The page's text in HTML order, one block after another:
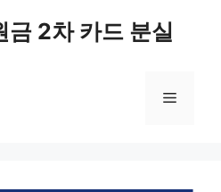
금 2차 카드 분실
메